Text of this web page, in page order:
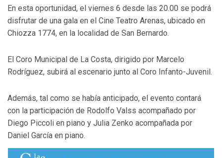
En esta oportunidad, el viernes 6 desde las 20.00 se podrá
disfrutar de una gala en el Cine Teatro Arenas, ubicado en
Chiozza 1774, en la localidad de San Bernardo.
El Coro Municipal de La Costa, dirigido por Marcelo
Rodríguez, subirá al escenario junto al Coro Infanto-Juvenil.
Además, tal como se había anticipado, el evento contará
con la participación de Rodolfo Valss acompañado por
Diego Piccoli en piano y Julia Zenko acompañada por
Daniel García en piano.